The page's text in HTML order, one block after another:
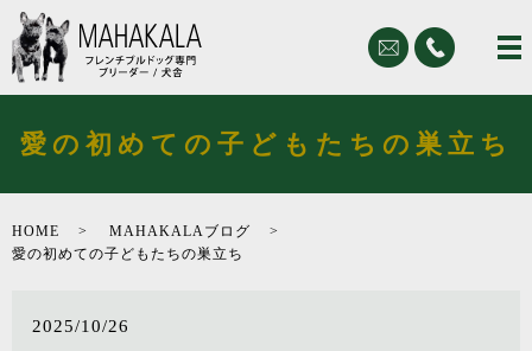
愛の初めての子どもたちの巣立ち
HOME
MAHAKALAブログ
愛の初めての子どもたちの巣立ち
2025/10/26